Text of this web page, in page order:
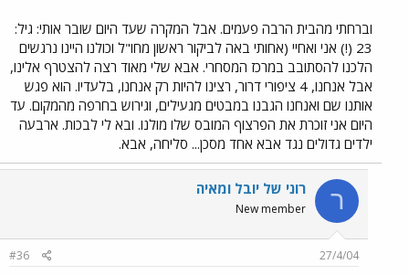
וברחתי מהבית הרבה פעמים. אבל המקרה שעד היום שובר אותי: גיל:
23 (!) אני ואחיי (אחותי באה לביקור ראשון מחו"ל וכולנו היינו נרגשים
הלכנו להסתובב במרכז המסחרי. אבא שלי מאוד רצה להצטרף אלינו,
אבל אנחנו, 4 ציפורי דרור, רצינו להיות רק אנחנו, בלעדיו. הוא פגש
אותנו שם ואנחנו הגבנו במבטים מגעילים, וגירוש בחרפה מהמקום. עד
היום אני זוכרת את הפרצוף המובס שלו מולנו. ובא לי לבכות. ארבעה
ילדים גדולים נגד אבא אחד מסכן... סליחה, אבא.
ר רוני של יובל ומאיה
New member
27/4/04
#36